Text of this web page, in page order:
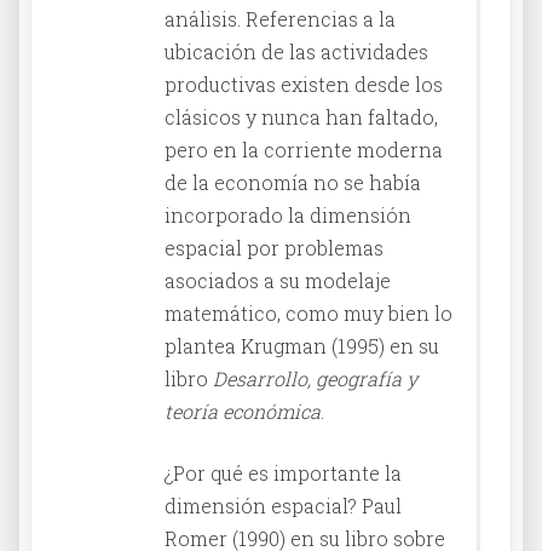
análisis. Referencias a la
ubicación de las actividades
productivas existen desde los
clásicos y nunca han faltado,
pero en la corriente moderna
de la economía no se había
incorporado la dimensión
espacial por problemas
asociados a su modelaje
matemático, como muy bien lo
plantea Krugman (1995) en su
libro Desarrollo, geografía y
teoría económica
¿Por qué es importante la
dimensión espacial? Paul
Romer (1990) en su libro sobre